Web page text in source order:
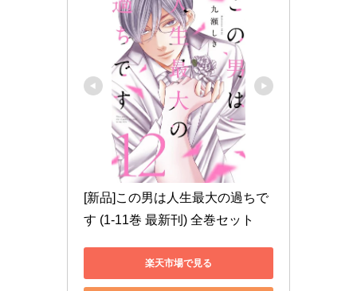
[新品]この男は人生最大の過ちで
す (1-11巻 最新刊) 全巻セット
楽天市場で見る